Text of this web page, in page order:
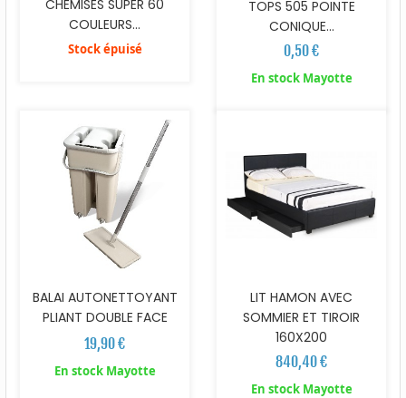
CHEMISES SUPER 60
COULEURS...
Stock épuisé
TOPS 505 POINTE
CONIQUE...
0,50 €
En stock Mayotte
BALAI AUTONETTOYANT
PLIANT DOUBLE FACE
19,90 €
En stock Mayotte
LIT HAMON AVEC
SOMMIER ET TIROIR
160X200
840,40 €
En stock Mayotte